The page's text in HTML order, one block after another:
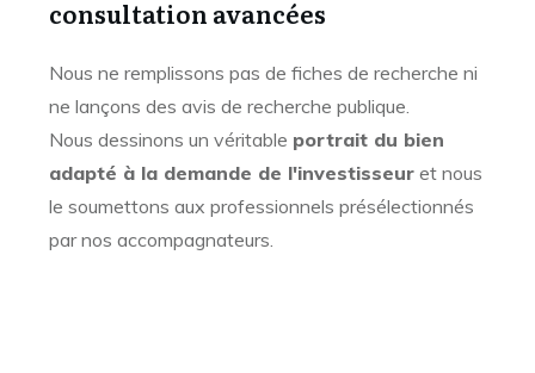
consultation avancées
Nous ne remplissons pas de fiches de recherche ni
ne lançons des avis de recherche publique.
Nous dessinons un véritable portrait du bien
adapté à la demande de l'investisseur et nous
le soumettons aux professionnels présélectionnés
par nos accompagnateurs.